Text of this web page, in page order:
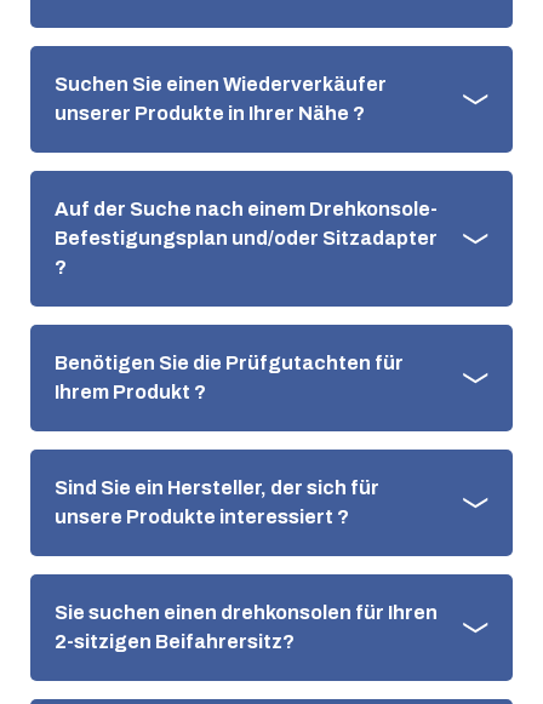
Suchen Sie einen Wiederverkäufer
unserer Produkte in Ihrer Nähe ?
Auf der Suche nach einem Drehkonsole-
Befestigungsplan und/oder Sitzadapter
?
Benötigen Sie die Prüfgutachten für
Ihrem Produkt ?
Sind Sie ein Hersteller, der sich für
unsere Produkte interessiert ?
Sie suchen einen drehkonsolen für Ihren
2-sitzigen Beifahrersitz?